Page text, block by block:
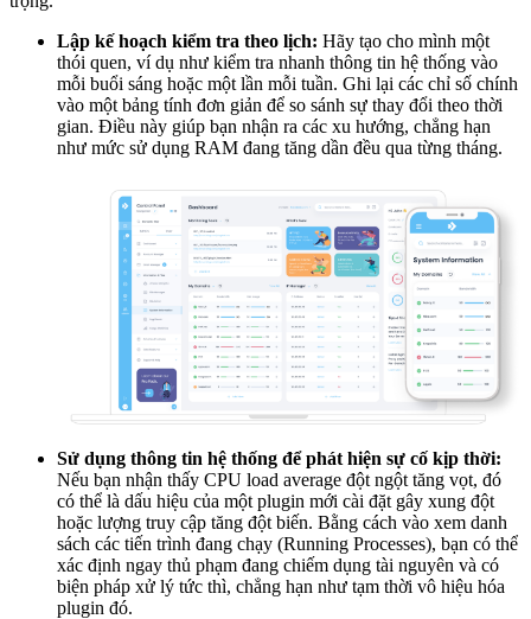
Lập kế hoạch kiểm tra theo lịch: Hãy tạo cho mình một
thói quen, ví dụ như kiểm tra nhanh thông tin hệ thống vào
mỗi buổi sáng hoặc một lần mỗi tuần. Ghi lại các chỉ số chính
vào một bảng tính đơn giản để so sánh sự thay đổi theo thời
gian. Điều này giúp bạn nhận ra các xu hướng, chẳng hạn
như mức sử dụng RAM đang tăng dần đều qua từng tháng.
Sử dụng thông tin hệ thống để phát hiện sự cố kịp thời:
Nếu bạn nhận thấy CPU load average đột ngột tăng vọt, đó
có thể là dấu hiệu của một plugin mới cài đặt gây xung đột
hoặc lượng truy cập tăng đột biến. Bằng cách vào xem danh
sách các tiến trình đang chạy (Running Processes), bạn có thể
xác định ngay thủ phạm đang chiếm dụng tài nguyên và có
biện pháp xử lý tức thì, chẳng hạn như tạm thời vô hiệu hóa
plugin đó.